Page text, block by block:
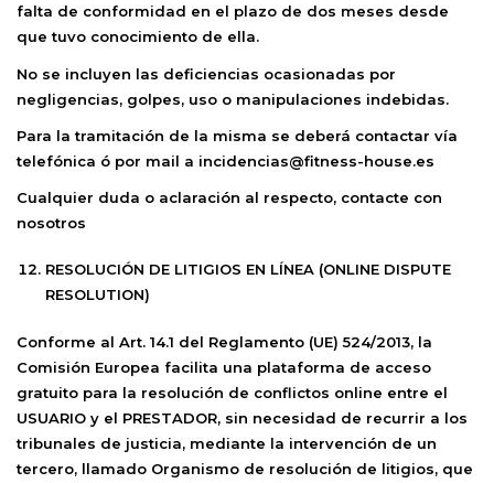
falta de conformidad en el plazo de dos meses desde
que tuvo conocimiento de ella.
No se incluyen las deficiencias ocasionadas por
negligencias, golpes, uso o manipulaciones indebidas.
Para la tramitación de la misma se deberá contactar vía
telefónica ó por mail a incidencias@fitness-house.es
Cualquier duda o aclaración al respecto, contacte con
nosotros
RESOLUCIÓN DE LITIGIOS EN LÍNEA (ONLINE DISPUTE
RESOLUTION)
Conforme al Art. 14.1 del Reglamento (UE) 524/2013, la
Comisión Europea facilita una plataforma de acceso
gratuito para la resolución de conflictos online entre el
USUARIO y el PRESTADOR, sin necesidad de recurrir a los
tribunales de justicia, mediante la intervención de un
tercero, llamado Organismo de resolución de litigios, que